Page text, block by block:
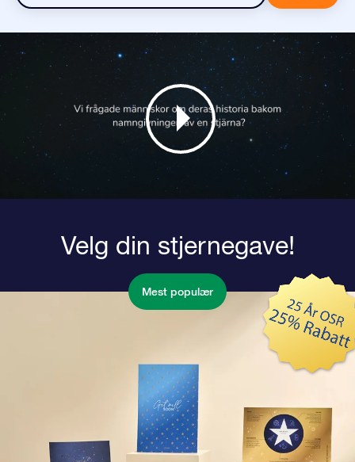
Velg din stjernegave!
Mest populær